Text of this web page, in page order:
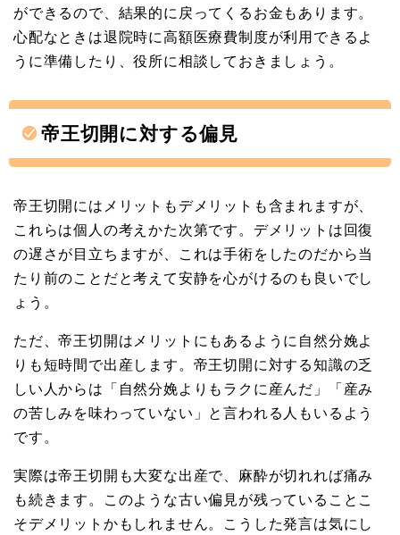
ができるので、結果的に戻ってくるお金もあります。
心配なときは退院時に高額医療費制度が利用できるよ
うに準備したり、役所に相談しておきましょう。
帝王切開に対する偏見
帝王切開にはメリットもデメリットも含まれますが、
これらは個人の考えかた次第です。デメリットは回復
の遅さが目立ちますが、これは手術をしたのだから当
たり前のことだと考えて安静を心がけるのも良いでし
ょう。
ただ、帝王切開はメリットにもあるように自然分娩よ
りも短時間で出産します。帝王切開に対する知識の乏
しい人からは「自然分娩よりもラクに産んだ」「産み
の苦しみを味わっていない」と言われる人もいるよう
です。
実際は帝王切開も大変な出産で、麻酔が切れれば痛み
も続きます。このような古い偏見が残っていることこ
そデメリットかもしれません。こうした発言は気にし